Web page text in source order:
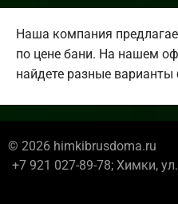
Наша компания
по цене бани. На нашем
найдете разные варианты
© 2026 himkibrusdoma.ru
+7 921 027-89-78; Химки,